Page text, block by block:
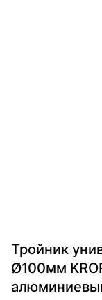
Тройник
Ø100мм